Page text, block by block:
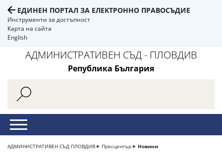
ЕДИНЕН ПОРТАЛ ЗА ЕЛЕКТРОННО ПРАВОСЪДИЕ
Инструменти за достъпност
Карта на сайта
English
АДМИНИСТРАТИВЕН СЪД - ПЛОВДИВ
Република България
АДМИНИСТРАТИВЕН СЪД ПЛОВДИВ Пресцентър Новини